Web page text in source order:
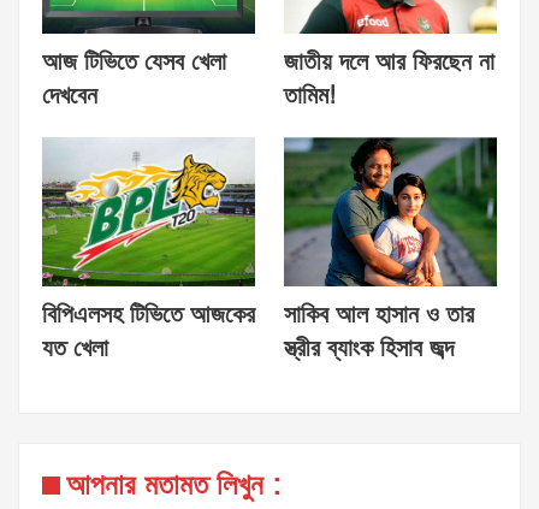
আজ টিভিতে যেসব খেলা
দেখবেন
জাতীয় দলে আর ফিরছেন না
তামিম!
বিপিএলসহ টিভিতে আজকের
যত খেলা
সাকিব আল হাসান ও তার
স্ত্রীর ব্যাংক হিসাব জব্দ
আপনার মতামত লিখুন :